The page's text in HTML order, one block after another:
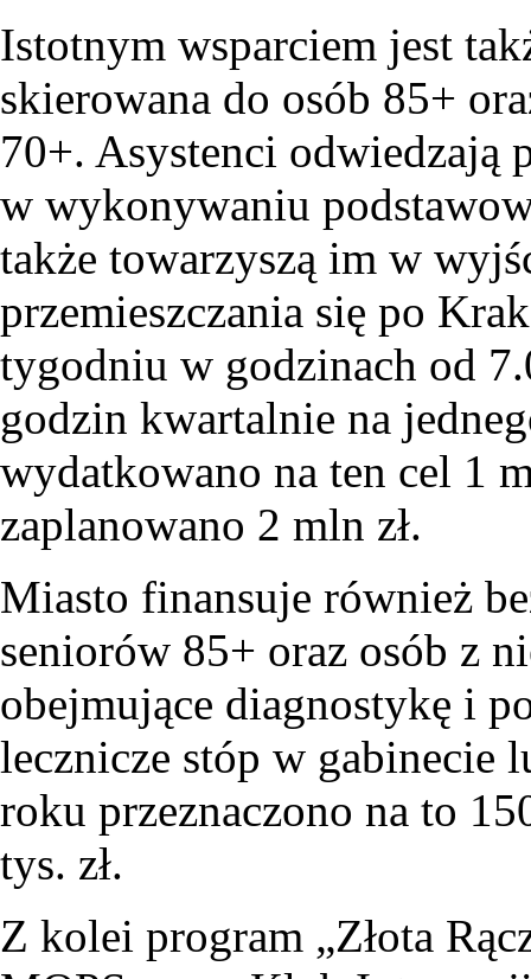
Istotnym wsparciem jest
skierowana do osób 85+
70+. Asystenci odwiedzają
w wykonywaniu
także towarzyszą im w
przemieszczania się po
tygodniu w godzinach od
godzin kwartalnie na
wydatkowano na ten cel 1
zaplanowano 2 mln zł.
Miasto finansuje również
seniorów 85+ oraz osób z
obejmujące diagnostykę i
lecznicze stóp w gabinecie
roku przeznaczono na to
tys. zł.
Z kolei program „Złota